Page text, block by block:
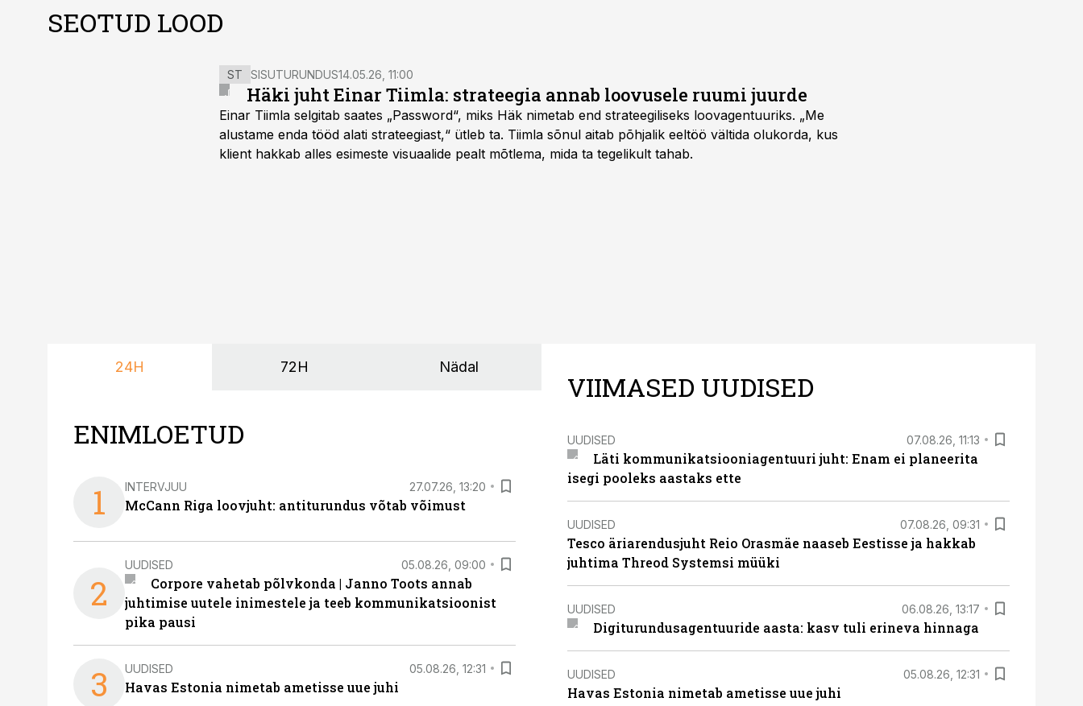
SEOTUD LOOD
ST SISUTURUNDUS14.05.26, 11:00
Häki juht Einar Tiimla: strateegia annab loovusele ruumi juurde
Einar Tiimla selgitab saates „Password“, miks Häk nimetab end strateegiliseks loovagentuuriks. „Me
alustame enda tööd alati strateegiast,“ ütleb ta. Tiimla sõnul aitab põhjalik eeltöö vältida olukorda, kus
klient hakkab alles esimeste visuaalide pealt mõtlema, mida ta tegelikult tahab.
24H 72H Nädal
ENIMLOETUD
1 INTERVJUU 27.07.26, 13:20
McCann Riga loovjuht: antiturundus võtab võimust
2
UUDISED 05.08.26, 09:00
Corpore vahetab põlvkonda | Janno Toots annab
juhtimise uutele inimestele ja teeb kommunikatsioonist
pika pausi
3 UUDISED 05.08.26, 12:31
Havas Estonia nimetab ametisse uue juhi
VIIMASED UUDISED
UUDISED 07.08.26, 11:13
Läti kommunikatsiooniagentuuri juht: Enam ei planeerita
isegi pooleks aastaks ette
UUDISED 07.08.26, 09:31
Tesco äriarendusjuht Reio Orasmäe naaseb Eestisse ja hakkab
juhtima Threod Systemsi müüki
UUDISED 06.08.26, 13:17
Digiturundusagentuuride aasta: kasv tuli erineva hinnaga
UUDISED 05.08.26, 12:31
Havas Estonia nimetab ametisse uue juhi